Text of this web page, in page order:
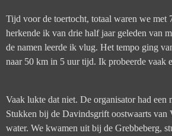
Tijd voor de toertocht, totaal waren we met
herkende ik van drie half jaar geleden van
de namen leerde ik vlug. Het tempo ging
naar 50 km in 5 uur tijd. Ik probeerde vaak
Vaak lukte dat niet. De organisator had een
Stukken bij de Davindsgrift oostwaarts van
water. We kwamen uit bij de Grebbeberg,